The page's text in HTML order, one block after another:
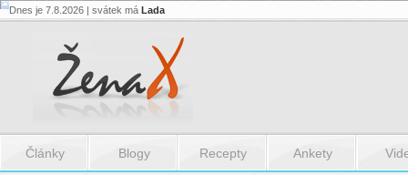
Flash.nazev
Flash.nazev
Dnes je 7.8.2026 | svátek má Lada
Články Blogy Recepty Ankety